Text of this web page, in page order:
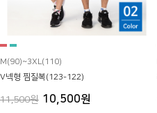
M(90)~3XL(110)
V넥형 찜질복(123-122)
11,500원 10,500원